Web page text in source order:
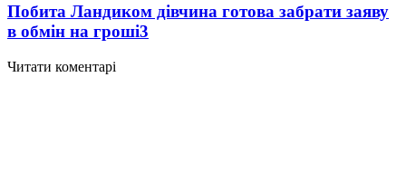
Побита Ландиком дівчина готова забрати заяву
в обмін на гроші3
Читати коментарі